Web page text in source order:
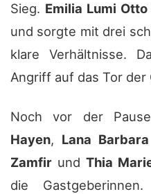
Sieg. Emilia Lumi Otto
und sorgte mit drei
klare Verhältnisse.
Angriff auf das Tor der
Noch vor der
Hayen, Lana
Zamfir und Thia
die